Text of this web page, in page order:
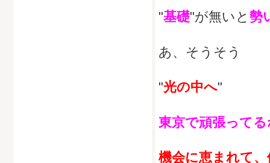
"基礎"が無いと 勢
あ、そうそう
"光の中へ"
東京で頑張ってる
機会に恵まれて